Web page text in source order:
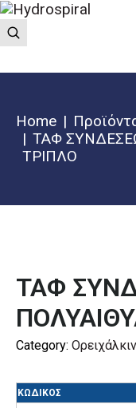
Home
ΤΑΦ
ΤΡΙΠΛΟ
ΤΑΦ
Category:
ΚΩΔΙΚΟΣ